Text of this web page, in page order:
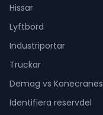
Hissar
Lyftbord
Industriportar
Truckar
Demag vs Konecranes
Identifiera reservdel